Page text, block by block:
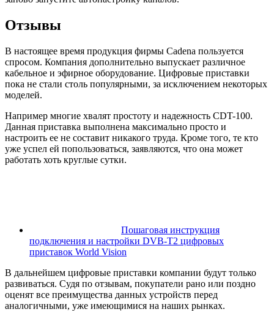
Отзывы
В настоящее время продукция фирмы Cadena пользуется
спросом. Компания дополнительно выпускает различное
кабельное и эфирное оборудование. Цифровые приставки
пока не стали столь популярными, за исключением некоторых
моделей.
Например многие хвалят простоту и надежность CDT-100.
Данная приставка выполнена максимально просто и
настроить ее не составит никакого труда. Кроме того, те кто
уже успел ей попользоваться, заявляются, что она может
работать хоть круглые сутки.
Пошаговая инструкция
подключения и настройки DVB-T2 цифровых
приставок World Vision
В дальнейшем цифровые приставки компании будут только
развиваться. Судя по отзывам, покупатели рано или поздно
оценят все преимущества данных устройств перед
аналогичными, уже имеющимися на наших рынках.